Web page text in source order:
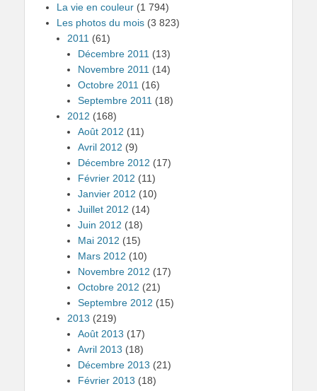
La vie en couleur (1 794)
Les photos du mois (3 823)
2011 (61)
Décembre 2011 (13)
Novembre 2011 (14)
Octobre 2011 (16)
Septembre 2011 (18)
2012 (168)
Août 2012 (11)
Avril 2012 (9)
Décembre 2012 (17)
Février 2012 (11)
Janvier 2012 (10)
Juillet 2012 (14)
Juin 2012 (18)
Mai 2012 (15)
Mars 2012 (10)
Novembre 2012 (17)
Octobre 2012 (21)
Septembre 2012 (15)
2013 (219)
Août 2013 (17)
Avril 2013 (18)
Décembre 2013 (21)
Février 2013 (18)